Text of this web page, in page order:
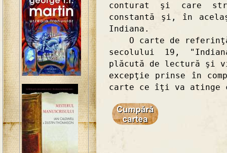
conturat şi care
constantă şi, în
Indiana.
O carte de referinţă
secolului 19,
plăcută de lectură şi
excepţie prinse în
carte ce îţi va atinge